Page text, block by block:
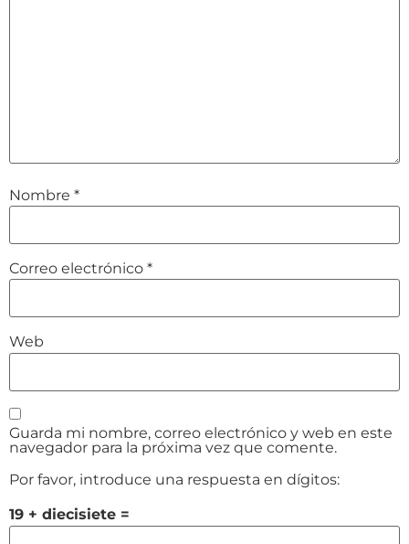
Nombre *
Correo electrónico *
Web
Guarda mi nombre, correo electrónico y web en este
navegador para la próxima vez que comente.
Por favor, introduce una respuesta en dígitos:
19 + diecisiete =